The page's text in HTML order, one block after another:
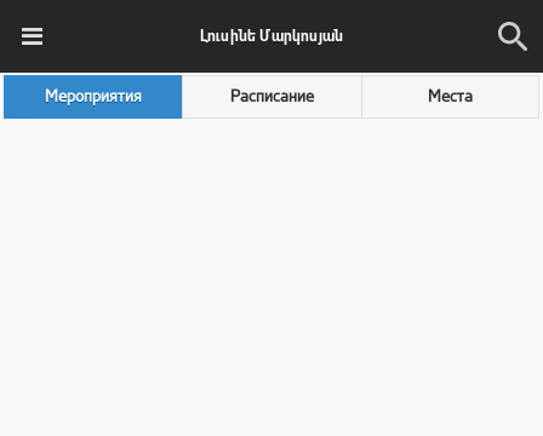
Լուսինե Մարկոսյան
Мероприятия Расписание Места